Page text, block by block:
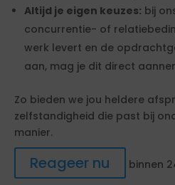
Altijd je eigen keuzes: bij
concurrentie- of
werk levert en de
aan, mag je dit direct
Zo bieden we jou heldere
zelfstandigheid die past bij
manier.
Reageer nu
binnen